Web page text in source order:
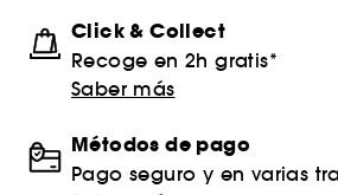
Click & Collect
Recoge en 2h gratis*
Saber más
Métodos de pago
Pago seguro y en varias